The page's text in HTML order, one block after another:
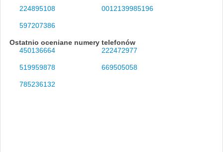
224895108 0012139985196
597207386
Ostatnio oceniane numery telefonów
450136664
222472977
519959878 669505058
785236132